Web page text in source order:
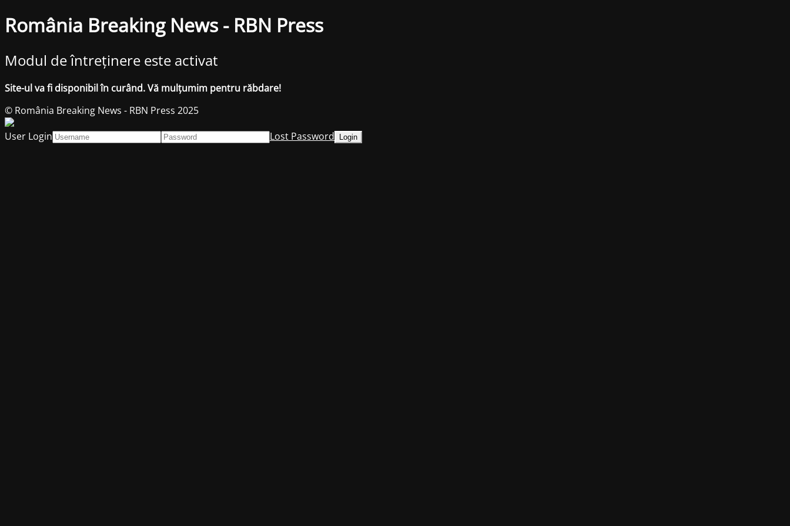
România Breaking News - RBN Press
Modul de întreținere este activat
Site-ul va fi disponibil în curând. Vă mulțumim pentru răbdare!
© România Breaking News - RBN Press 2025
User Login
Lost Password